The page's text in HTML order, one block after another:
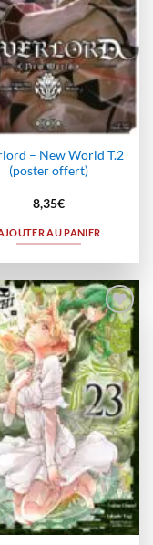
– New World T.2
(poster offert)
8,35€
AU PANIER
Ajouter
à la
wishlist